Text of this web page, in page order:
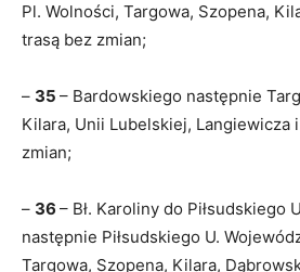
Pl. Wolności, Targowa, Szopena,
trasą bez zmian;
– 35 – Bardowskiego następnie
Kilara, Unii Lubelskiej, Langiewicza
zmian;
– 36 – Bł. Karoliny do Piłsudskiego
następnie Piłsudskiego U.
Targowa, Szopena, Kilara,